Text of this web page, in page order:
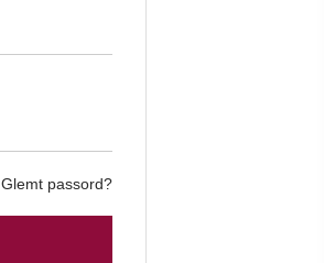
Glemt passord?